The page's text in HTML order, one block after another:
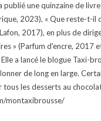
une quinzaine de
2023), « Que reste-t-il
2017), en plus de
» (Parfum d'encre, 2017
a lancé le blogue Taxi-
de long en large.
les desserts au
montaxibrousse/